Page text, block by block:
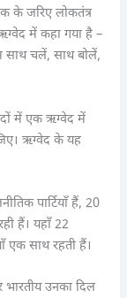
के जरिए लोकतंत्र
में कहा गया है –
साथ चलें, साथ बोलें,
में एक ऋग्वेद में
ऋग्वेद के यह
पार्टियाँ हैं, 20
हैं। यहाँ 22
एक साथ रहती हैं।
उनका दिल